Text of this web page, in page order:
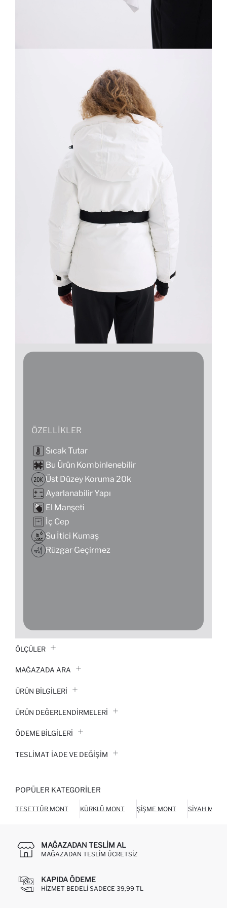
ÖZELLIKLER
Sıcak Tutar
Bu Ürün Kombinlenebilir
Üst Düzey Koruma 20k
Ayarlanabilir Yapı
El Manşeti
İç Cep
Su İtici Kumaş
Rüzgar Geçirmez
ÖLÇÜLER
MAĞAZADA ARA
ÜRÜN BILGILERI
ÜRÜN DEĞERLENDİRMELERİ
ÖDEME BİLGİLERİ
TESLIMAT İADE VE DEĞIŞIM
POPÜLER KATEGORILER
TESETTÜR MONT KÜRKLÜ MONT ŞIŞME MONT SIYAH MONT
MAĞAZADAN TESLIM AL
MAĞAZADAN TESLIM ÜCRETSIZ
KAPIDA ÖDEME
HIZMET BEDELI SADECE 39,99 TL